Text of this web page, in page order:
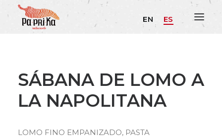
EN ES
SÁBANA DE LOMO A
LA NAPOLITANA
LOMO FINO EMPANIZADO, PASTA